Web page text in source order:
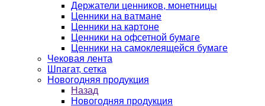
Держатели ценников, монетницы
Ценники на ватмане
Ценники на картоне
Ценники на офсетной бумаге
Ценники на самоклеящейся бумаге
Чековая лента
Шпагат, сетка
Новогодняя продукция
Назад
Новогодняя продукция